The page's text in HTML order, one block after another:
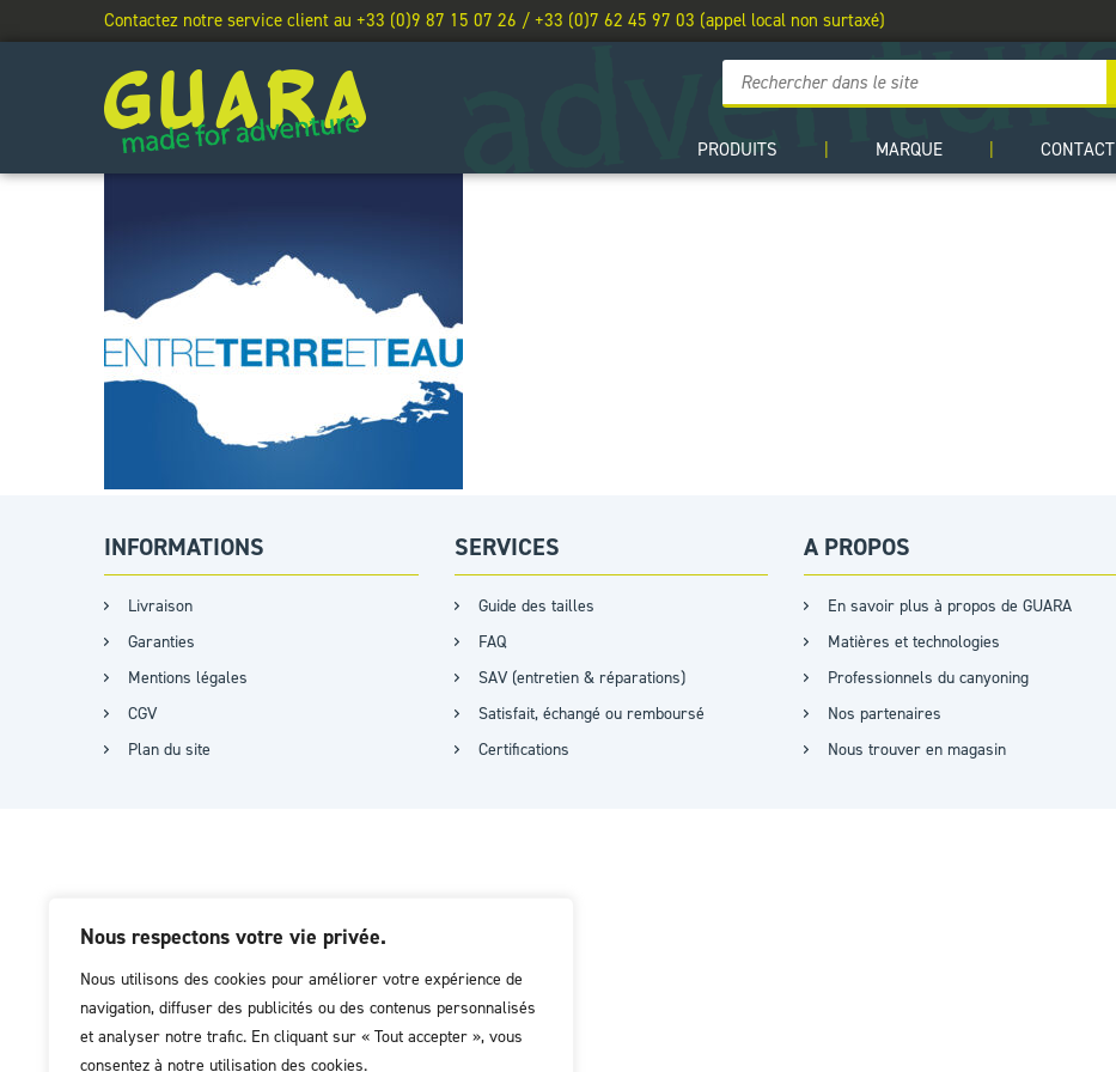
Nous respectons votre vie privée.
Nous utilisons des cookies pour améliorer votre expérience de
navigation, diffuser des publicités ou des contenus personnalisés
et analyser notre trafic. En cliquant sur « Tout accepter », vous
consentez à notre utilisation des cookies.
Contactez notre service client au +33 (0)9 87 15 07 26 / +33 (0)7 62 45 97 03 (appel local non surtaxé)
PRODUITS MARQUE CONTACT
INFORMATIONS
Livraison
Garanties
Mentions légales
CGV
Plan du site
SERVICES
Guide des tailles
FAQ
SAV (entretien & réparations)
Satisfait, échangé ou remboursé
Certifications
A PROPOS
En savoir plus à propos de GUARA
Matières et technologies
Professionnels du canyoning
Nos partenaires
Nous trouver en magasin